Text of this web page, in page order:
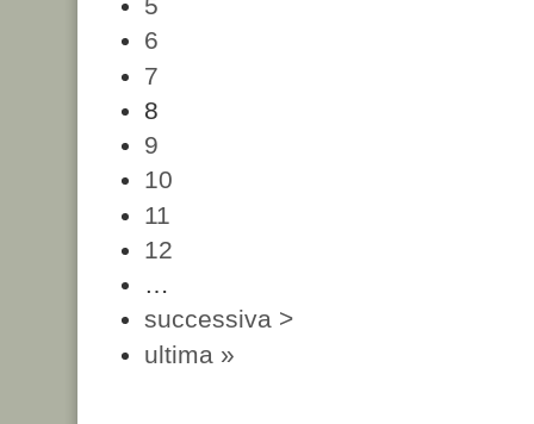
6
7
8
9
10
11
12
…
successiva >
ultima »